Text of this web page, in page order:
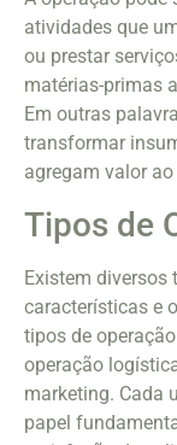
atividades que
ou prestar
matérias-primas
Em outras
transformar
agregam valor
Tipos de
Existem diversos
características e
tipos de
operação
marketing. Cada
papel